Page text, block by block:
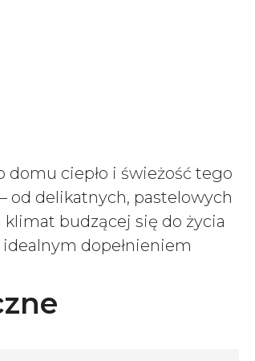
domu ciepło i świeżość tego
od delikatnych, pastelowych
klimat budzącej się do życia
dopełnieniem